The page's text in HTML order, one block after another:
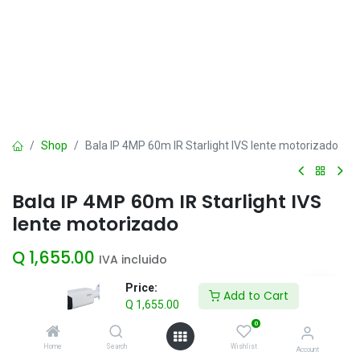
Price:
Q 1,655.00
Add to Cart
Home Search
0
Wishlist Account
Shop Bala IP 4MP 60m IR Starlight IVS lente motorizado
Bala IP 4MP 60m IR Starlight IVS
lente motorizado
Q 1,655.00 IVA incluido
Add to Cart
Agregar a la lista de deseos